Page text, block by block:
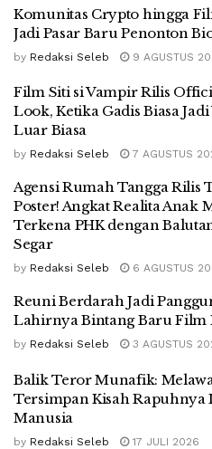
Komunitas Crypto hingga
Jadi Pasar Baru Penonton
by Redaksi Seleb 9 AGUSTUS
Film Siti si Vampir Rilis
Look, Ketika Gadis Biasa
Luar Biasa
by Redaksi Seleb 7 AGUSTUS
Agensi Rumah Tangga Rilis
Poster! Angkat Realita Anak
Terkena PHK dengan
Segar
by Redaksi Seleb 6 AGUSTUS
Reuni Berdarah Jadi
Lahirnya Bintang Baru Film
by Redaksi Seleb 3 AGUSTUS
Balik Teror Munafik:
Tersimpan Kisah Rapuhnya
Manusia
by Redaksi Seleb 17 JULI 2026